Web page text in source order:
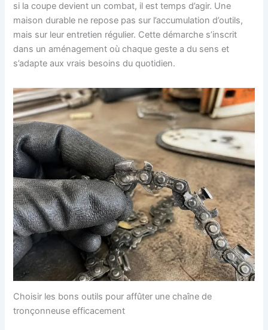
si la coupe devient un combat, il est temps d’agir. Une
maison durable ne repose pas sur l’accumulation d’outils,
mais sur leur entretien régulier. Cette démarche s’inscrit
dans un aménagement où chaque geste a du sens et
s’adapte aux vrais besoins du quotidien.
Choisir les bons outils pour affûter une chaîne de
tronçonneuse efficacement